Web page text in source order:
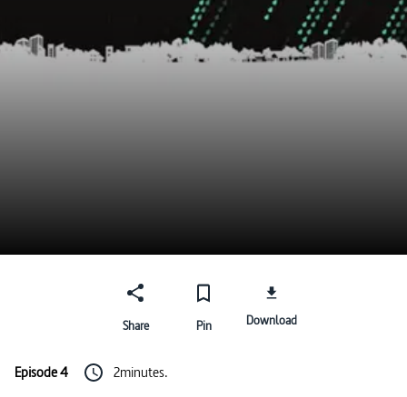
Share Pin Download
Episode 4 2minutes.